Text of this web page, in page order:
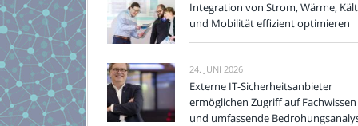
Integration von Strom, Wärme,
und Mobilität effizient optimieren
24. JUNI 2026
Externe IT-Sicherheitsanbieter
ermöglichen Zugriff auf Fachwissen
und umfassende